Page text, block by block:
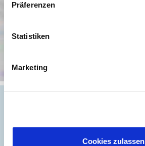
Präferenzen
Statistiken
Marketing
Cookies zulassen
Objektanfrage